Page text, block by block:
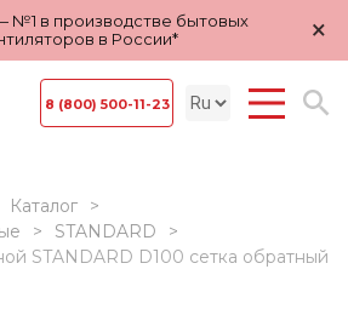
№1 в производстве бытовых
в России*
×
8 (800) 500-11-23
Каталог
STANDARD
STANDARD D100 сетка обратный